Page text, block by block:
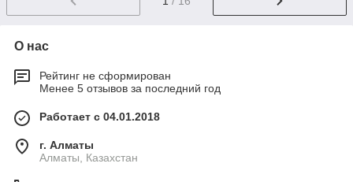
О нас
Рейтинг не сформирован
Менее 5 отзывов за последний год
Работает с 04.01.2018
г. Алматы
Алматы, Казахстан